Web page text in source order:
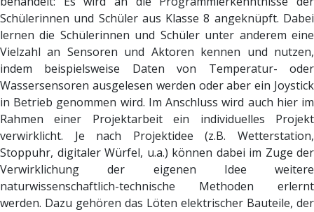
Schülerinnen und Schüler aus Klasse 8 angeknüpft. Dabei
lernen die Schülerinnen und Schüler unter anderem eine
Vielzahl an Sensoren und Aktoren kennen und nutzen,
indem beispielsweise Daten von Temperatur- oder
Wassersensoren ausgelesen werden oder aber ein Joystick
in Betrieb genommen wird. Im Anschluss wird auch hier im
Rahmen einer Projektarbeit ein individuelles Projekt
verwirklicht. Je nach Projektidee (z.B. Wetterstation,
Stoppuhr, digitaler Würfel, u.a.) können dabei im Zuge der
Verwirklichung der eigenen Idee weitere
naturwissenschaftlich-technische Methoden erlernt
werden. Dazu gehören das Löten elektrischer Bauteile, der